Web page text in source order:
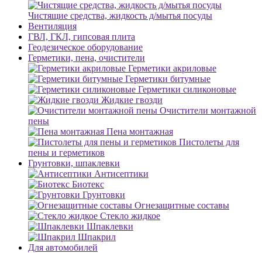
Чистящие средства, жидкость д/мытья посуды
Вентиляция
ГВЛ, ГКЛ, гипсовая плита
Геодезическое оборудование
Герметики, пена, очистители
Герметики акриловые
Герметики битумные
Герметики силиконовые
Жидкие гвозди
Очистители монтажной
пены
Пена монтажная
Пистолеты для
пены и герметиков
Грунтовки, шпаклевки
Антисептики
Биотекс
Грунтовки
Огнезащитные составы
Стекло жидкое
Шпаклевки
Шпакрил
Для автомобилей